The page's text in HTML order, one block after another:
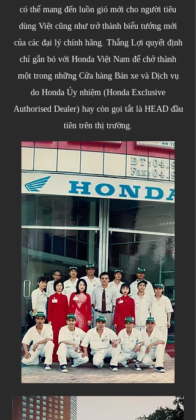
có thể mang đến luồn gió mới cho người tiêu
dùng Việt cũng như trở thành biểu tưởng mới
của các đại lý chính hãng. Thắng Lợi quyết định
chỉ gắn bó với Honda Việt Nam để chở thành
một trong những Cửa hàng Bán xe và Dịch vụ
do Honda Ủy nhiệm (Honda Exclusive
Authorised Dealer) hay còn gọi tắt là HEAD đầu
tiên trên thị trường.